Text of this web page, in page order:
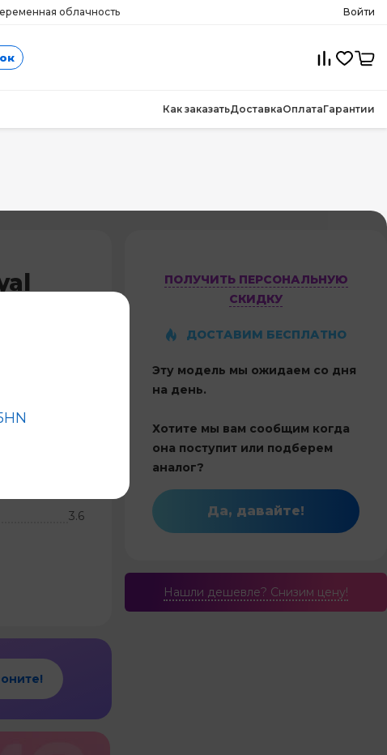
облачность Войти
Как заказатьДоставкаОплатаГарантии
3.6
ПОЛУЧИТЬ ПЕРСОНАЛЬНУЮ
СКИДКУ
ДОСТАВИМ БЕСПЛАТНО
Эту модель мы ожидаем со дня
на день.
Хотите мы вам сообщим когда
она поступит или подберем
аналог?
Да, давайте!
Нашли дешевле? Cнизим цену!